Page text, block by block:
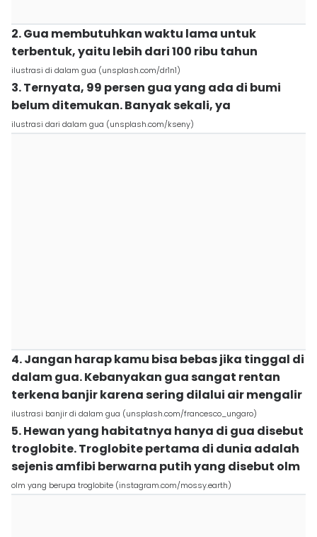
2. Gua membutuhkan waktu lama untuk
terbentuk, yaitu lebih dari 100 ribu tahun
ilustrasi di dalam gua (unsplash.com/dr1n1)
3. Ternyata, 99 persen gua yang ada di bumi
belum ditemukan. Banyak sekali, ya
ilustrasi dari dalam gua (unsplash.com/kseny)
4. Jangan harap kamu bisa bebas jika tinggal di
dalam gua. Kebanyakan gua sangat rentan
terkena banjir karena sering dilalui air mengalir
ilustrasi banjir di dalam gua (unsplash.com/francesco_ungaro)
5. Hewan yang habitatnya hanya di gua disebut
troglobite. Troglobite pertama di dunia adalah
sejenis amfibi berwarna putih yang disebut olm
olm yang berupa troglobite (instagram.com/mossy.earth)